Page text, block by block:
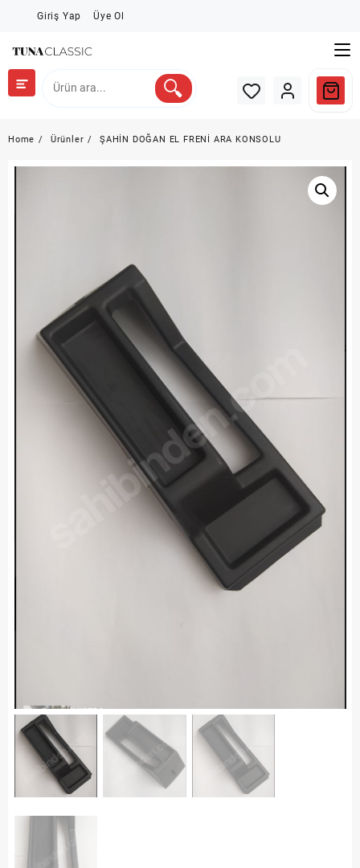
Giriş Yap Üye Ol
Home Ürünler ŞAHİN DOĞAN EL FRENİ ARA KONSOLU